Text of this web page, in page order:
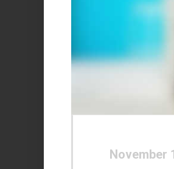
November